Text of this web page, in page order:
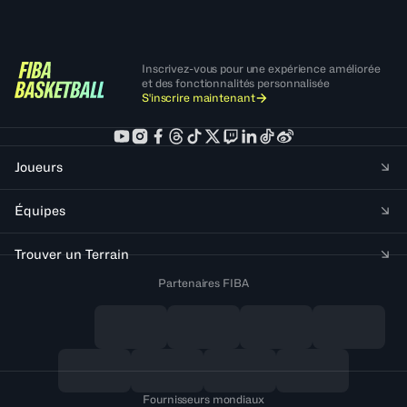
Inscrivez-vous pour une expérience améliorée
et des fonctionnalités personnalisée
S'inscrire maintenant
Joueurs
Équipes
Trouver un Terrain
Partenaires FIBA
Fournisseurs mondiaux